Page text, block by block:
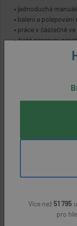
• jednoduchá
• balení a
• práce v částečně
• čisté pracovní
• pomocné práce na
ODPOVĚDĚT
Kontaktní
Více než51 795
pro